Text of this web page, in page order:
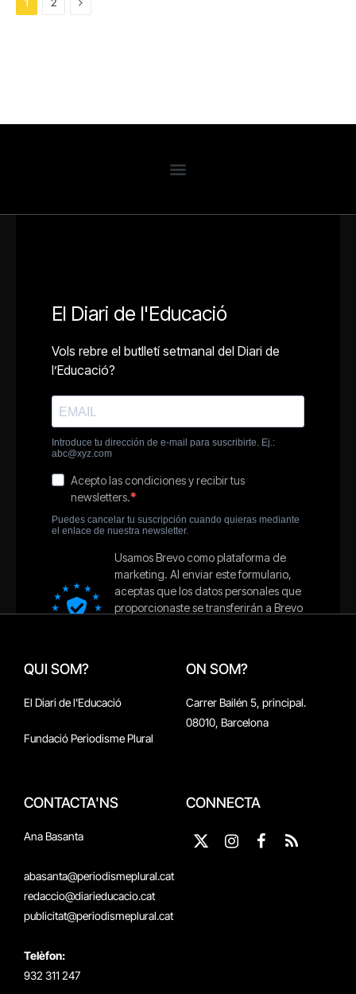
QUI SOM?
El Diari de l'Educació
Fundació Periodisme Plural
ON SOM?
Carrer Bailén 5, principal.
08010, Barcelona
CONTACTA'NS
Ana Basanta
abasanta@periodismeplural.cat
redaccio@diarieducacio.cat
publicitat@periodismeplural.cat
Telèfon:
932 311 247
CONNECTA
X
InstagramFacebook
RSS